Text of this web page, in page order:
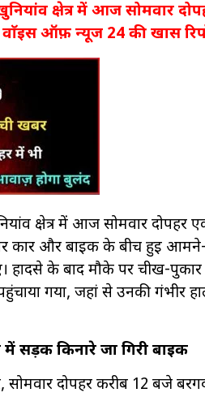
क्षेत्र में आज सोमवार
ऑफ़ न्यूज 24 की खास
क्षेत्र में आज सोमवार दोपहर
कार और बाइक के बीच हुई आमने-
के बाद मौके पर चीख-पुकार
गया, जहां से उनकी गंभीर
किनारे जा गिरी बाइक
सोमवार दोपहर करीब 12 बजे